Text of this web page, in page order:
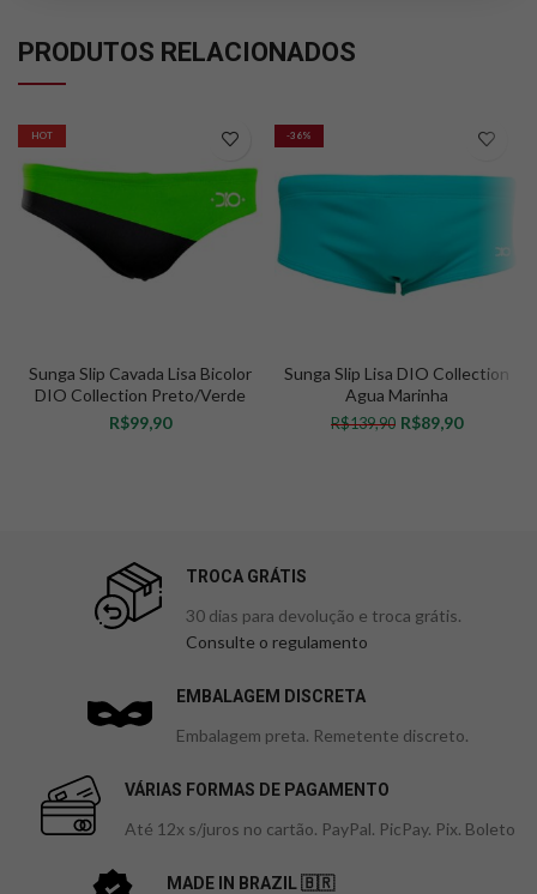
PRODUTOS RELACIONADOS
HOT
Sunga Slip Cavada Lisa Bicolor
DIO Collection Preto/Verde
Neon
R$
-36%
Sunga Slip Lisa DIO Collection
Agua Marinha
R$139,90 R$89,90
TROCA GRÁTIS
30 dias para devolução e troca grátis.
Consulte o regulamento
EMBALAGEM DISCRETA
Embalagem preta. Remetente discreto.
VÁRIAS FORMAS DE PAGAMENTO
Até 12x s/juros no cartão. PayPal. PicPay. Pix. Boleto
MADE IN BRAZIL 🇧🇷